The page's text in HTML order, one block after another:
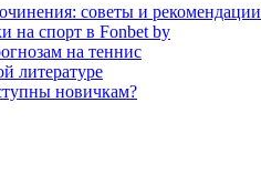
советы и рекомендации
на спорт в Fonbet by
на теннис
литературе
новичкам?